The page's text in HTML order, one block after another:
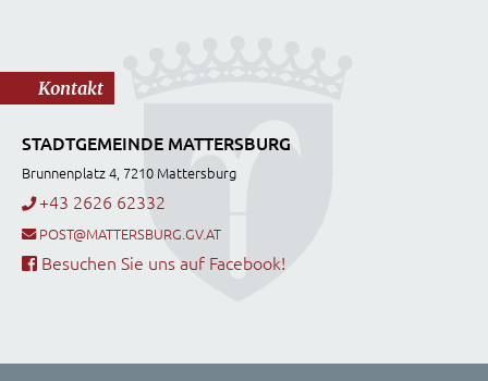
Kontakt
STADTGEMEINDE MATTERSBURG
Brunnenplatz 4, 7210 Mattersburg
+43 2626 62332
POST@MATTERSBURG.GV.AT
Besuchen Sie uns auf Facebook!